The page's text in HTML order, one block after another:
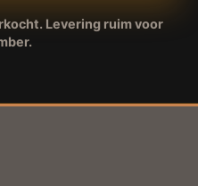
Levering ruim voor